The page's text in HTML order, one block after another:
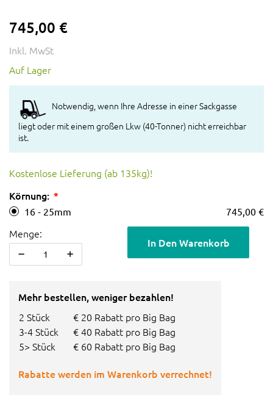
745,00 €
Inkl. MwSt
Auf Lager
Notwendig, wenn Ihre Adresse in einer Sackgasse
liegt oder mit einem großen Lkw (40-Tonner) nicht erreichbar
ist.
Kostenlose Lieferung (ab 135kg)!
Körnung:
16 - 25mm 745,00 €
Menge:
In Den Warenkorb
Mehr bestellen, weniger bezahlen!
2 Stück
€ 20 Rabatt pro Big Bag
3-4 Stück
€ 40 Rabatt pro Big Bag
5> Stück
€ 60 Rabatt pro Big Bag
Rabatte werden im Warenkorb verrechnet!